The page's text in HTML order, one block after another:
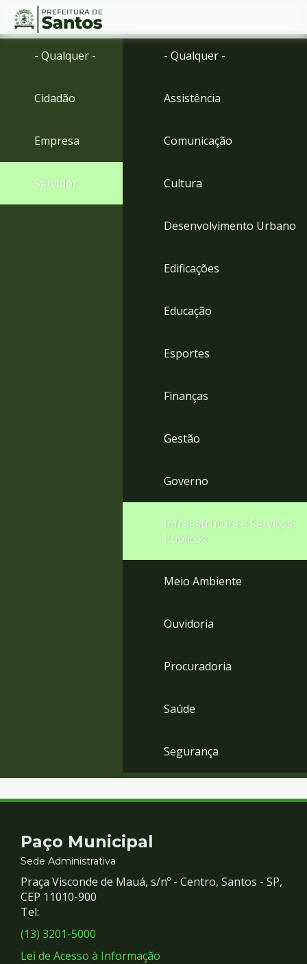
Ir
menu
para
Conteúdo
- Qualquer -
Cidadão
Empresa
Servidor
- Qualquer -
Assistência
Comunicação
Cultura
Desenvolvimento Urbano
Edificações
Educação
Esportes
Finanças
Gestão
Governo
Infraestrutura e Serviços
Públicos
Meio Ambiente
Ouvidoria
Procuradoria
Saúde
Segurança
Contato
e
Redes
Sociais
Paço Municipal
Sede Administrativa
Praça Visconde de Mauá, s/nº - Centro, Santos - SP,
CEP 11010-900
Tel:
(13) 3201-5000
Lei de Acesso à Informação